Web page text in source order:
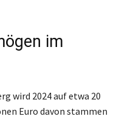
im
wird 2024 auf etwa 20
Euro davon stammen